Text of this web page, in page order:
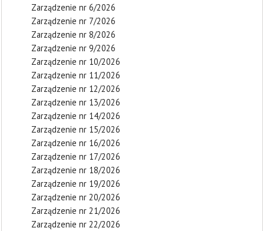
Zarządzenie nr 6/2026
Zarządzenie nr 7/2026
Zarządzenie nr 8/2026
Zarządzenie nr 9/2026
Zarządzenie nr 10/2026
Zarządzenie nr 11/2026
Zarządzenie nr 12/2026
Zarządzenie nr 13/2026
Zarządzenie nr 14/2026
Zarządzenie nr 15/2026
Zarządzenie nr 16/2026
Zarządzenie nr 17/2026
Zarządzenie nr 18/2026
Zarządzenie nr 19/2026
Zarządzenie nr 20/2026
Zarządzenie nr 21/2026
Zarządzenie nr 22/2026